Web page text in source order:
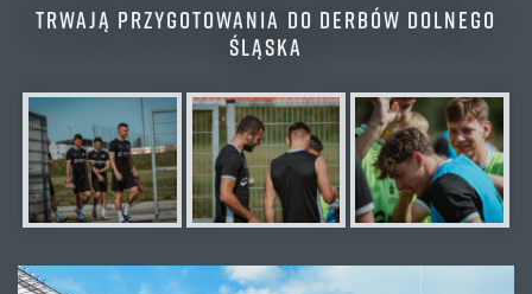
TRWAJĄ PRZYGOTOWANIA DO DERBÓW DOLNEGO
ŚLĄSKA